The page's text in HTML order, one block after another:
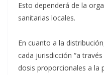
Esto dependerá de la
sanitarias locales.
En cuanto a la
cada jurisdicción “a
dosis proporcionales a la